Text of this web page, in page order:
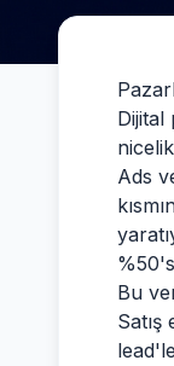
Dijital
Ads
Bu